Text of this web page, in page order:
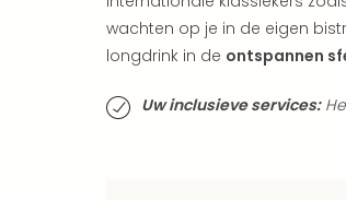
wachten op je in de eigen
longdrink in de ontspannen
Uw inclusieve services: